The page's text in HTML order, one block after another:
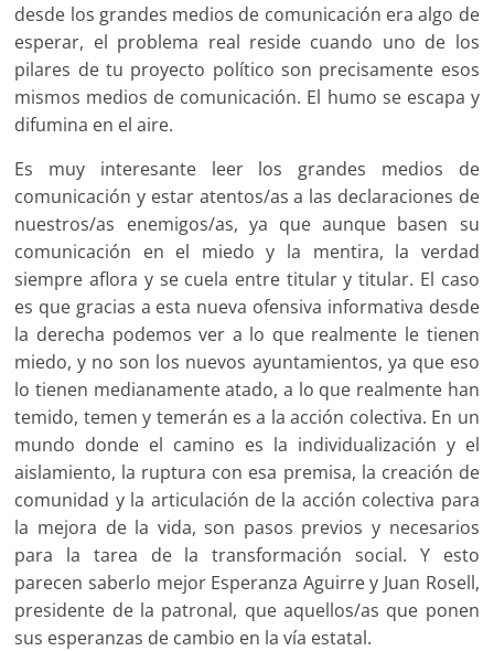
desde los grandes medios de comunicación era algo de
esperar, el problema real reside cuando uno de los
pilares de tu proyecto político son precisamente esos
mismos medios de comunicación. El humo se escapa y
difumina en el aire.
Es muy interesante leer los grandes medios de
comunicación y estar atentos/as a las declaraciones de
nuestros/as enemigos/as, ya que aunque basen su
comunicación en el miedo y la mentira, la verdad
siempre aflora y se cuela entre titular y titular. El caso
es que gracias a esta nueva ofensiva informativa desde
la derecha podemos ver a lo que realmente le tienen
miedo, y no son los nuevos ayuntamientos, ya que eso
lo tienen medianamente atado, a lo que realmente han
temido, temen y temerán es a la acción colectiva. En un
mundo donde el camino es la individualización y el
aislamiento, la ruptura con esa premisa, la creación de
comunidad y la articulación de la acción colectiva para
la mejora de la vida, son pasos previos y necesarios
para la tarea de la transformación social. Y esto
parecen saberlo mejor Esperanza Aguirre y Juan Rosell,
presidente de la patronal, que aquellos/as que ponen
sus esperanzas de cambio en la vía estatal.